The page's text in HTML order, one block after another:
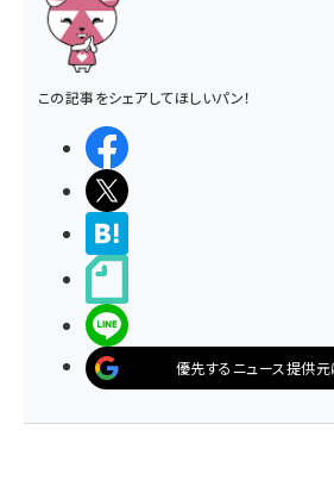
この記事をシェアしてほしいパン！
優先するニュース提供